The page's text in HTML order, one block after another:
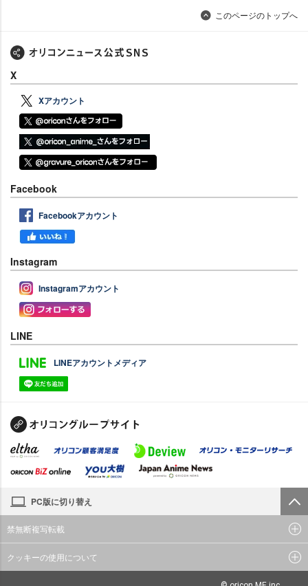
このページのトップへ
X
Xアカウント
Facebook
Facebookアカウント
Instagram
Instagramアカウント
LINE
LINEアカウントメディア
PC版に切り替え
禁無断複写転載
クッキーの使用について